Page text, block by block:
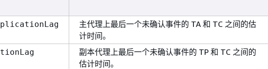
主代理上最后一个未确认事件的 TA 和 TC 之间的估
计时间。
副本代理上最后一个未确认事件的 TP 和 TC 之间的
估计时间。